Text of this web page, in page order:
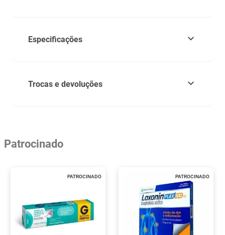
Especificações
Trocas e devoluções
Patrocinado
PATROCINADO PATROCINADO